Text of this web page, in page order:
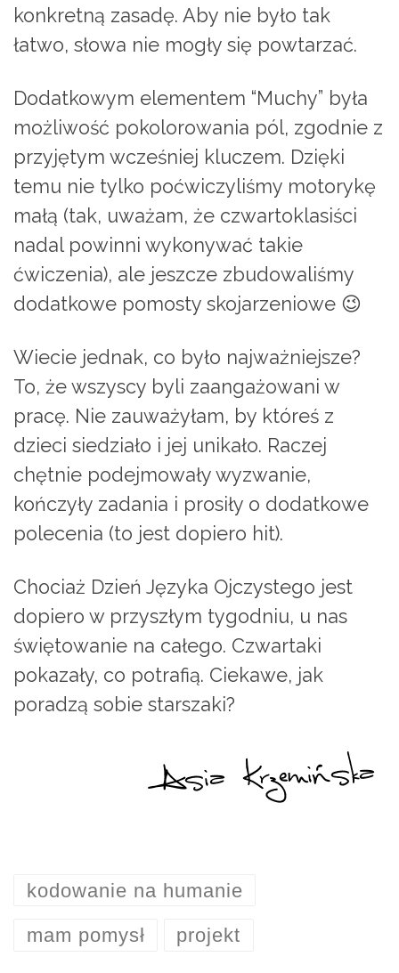
konkretną zasadę. Aby nie było tak
łatwo, słowa nie mogły się powtarzać.
Dodatkowym elementem “Muchy” była
możliwość pokolorowania pól, zgodnie z
przyjętym wcześniej kluczem. Dzięki
temu nie tylko poćwiczyliśmy motorykę
małą (tak, uważam, że czwartoklasiści
nadal powinni wykonywać takie
ćwiczenia), ale jeszcze zbudowaliśmy
dodatkowe pomosty skojarzeniowe 😉
Wiecie jednak, co było najważniejsze?
To, że wszyscy byli zaangażowani w
pracę. Nie zauważyłam, by któreś z
dzieci siedziało i jej unikało. Raczej
chętnie podejmowały wyzwanie,
kończyły zadania i prosiły o dodatkowe
polecenia (to jest dopiero hit).
Chociaż Dzień Języka Ojczystego jest
dopiero w przyszłym tygodniu, u nas
świętowanie na całego. Czwartaki
pokazały, co potrafią. Ciekawe, jak
poradzą sobie starszaki?
kodowanie na humanie
mam pomysł projekt